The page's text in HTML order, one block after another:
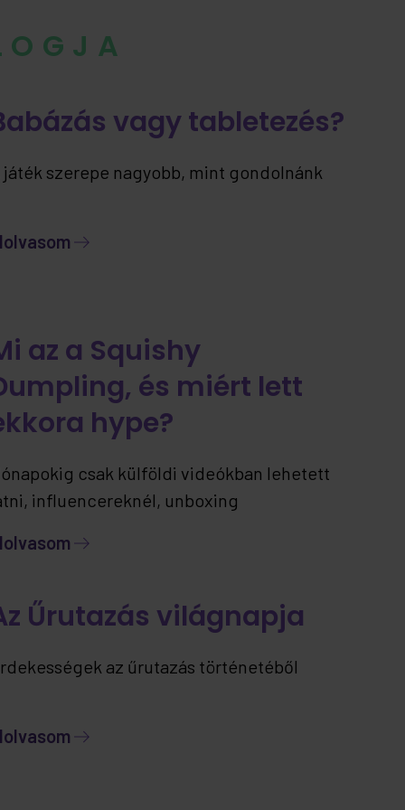
vagy tabletezés?
játék szerepe nagyobb, mint gondolnánk
az a Squishy
és miért lett
hype?
csak külföldi videókban lehetett
influencereknél, unboxing
– ráadásul jelenleg kizárólag nálunk.
Űrutazás világnapja
az űrutazás történetéből